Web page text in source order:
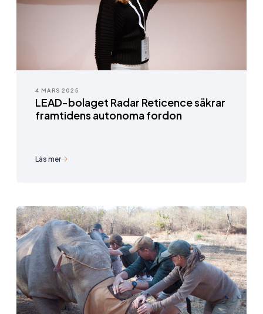
4 MARS 2025
LEAD-bolaget Radar Reticence säkrar
framtidens autonoma fordon
Läs mer